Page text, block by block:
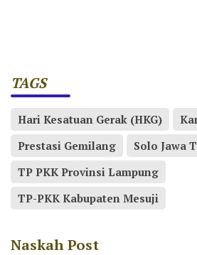
TAGS
Hari Kesatuan Gerak (HKG)
Prestasi Gemilang
Solo Jawa
TP PKK Provinsi Lampung
TP-PKK Kabupaten Mesuji
Naskah Post